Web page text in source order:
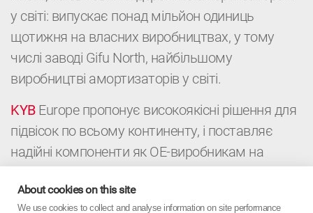
у світі: випускає понад мільйон одиниць
щотижня на власних виробництвах, у тому
числі заводі Gifu North, найбільшому
виробництві амортизаторів у світі.
KYBEurope пропонує високоякісні рішення для
підвісок по всьому континенту, і поставляє
надійні компоненти як ОЕ-виробникам на
автомайстерням для післпродажного
About cookies on this site
We use cookies to collect and analyse information on site performance